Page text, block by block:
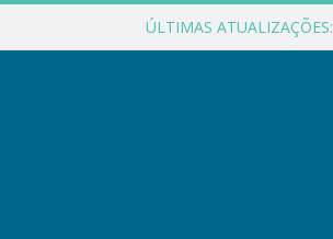
ÚLTIMAS ATUALIZAÇÕES: